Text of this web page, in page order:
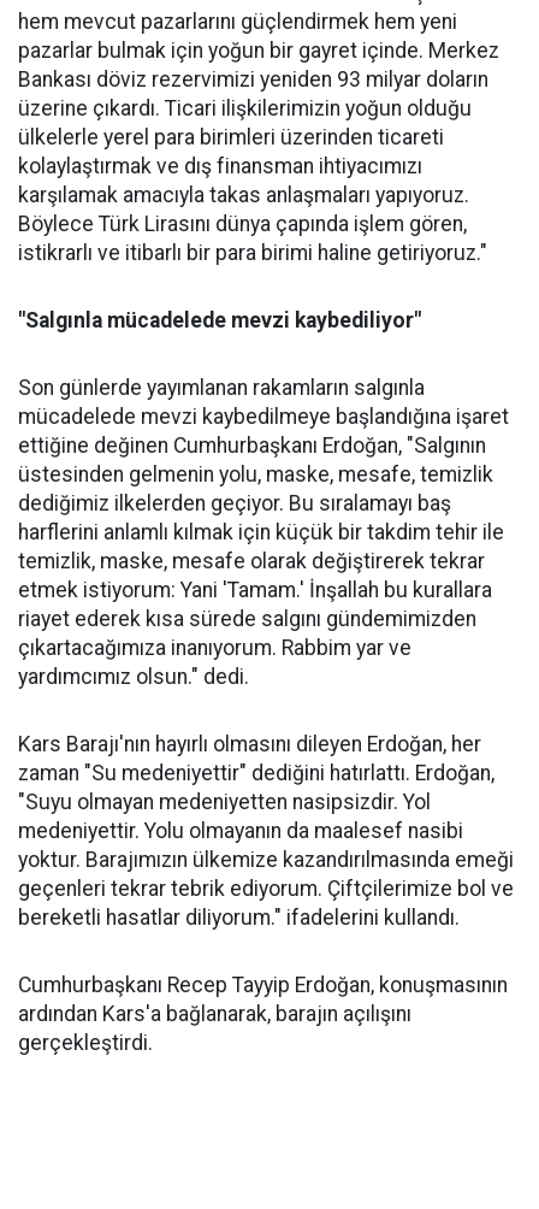
hem mevcut pazarlarını güçlendirmek hem yeni
pazarlar bulmak için yoğun bir gayret içinde. Merkez
Bankası döviz rezervimizi yeniden 93 milyar doların
üzerine çıkardı. Ticari ilişkilerimizin yoğun olduğu
ülkelerle yerel para birimleri üzerinden ticareti
kolaylaştırmak ve dış finansman ihtiyacımızı
karşılamak amacıyla takas anlaşmaları yapıyoruz.
Böylece Türk Lirasını dünya çapında işlem gören,
istikrarlı ve itibarlı bir para birimi haline getiriyoruz."
"Salgınla mücadelede mevzi kaybediliyor"
Son günlerde yayımlanan rakamların salgınla
mücadelede mevzi kaybedilmeye başlandığına işaret
ettiğine değinen Cumhurbaşkanı Erdoğan, "Salgının
üstesinden gelmenin yolu, maske, mesafe, temizlik
dediğimiz ilkelerden geçiyor. Bu sıralamayı baş
harflerini anlamlı kılmak için küçük bir takdim tehir ile
temizlik, maske, mesafe olarak değiştirerek tekrar
etmek istiyorum: Yani 'Tamam.' İnşallah bu kurallara
riayet ederek kısa sürede salgını gündemimizden
çıkartacağımıza inanıyorum. Rabbim yar ve
yardımcımız olsun." dedi.
Kars Barajı'nın hayırlı olmasını dileyen Erdoğan, her
zaman "Su medeniyettir" dediğini hatırlattı. Erdoğan,
"Suyu olmayan medeniyetten nasipsizdir. Yol
medeniyettir. Yolu olmayanın da maalesef nasibi
yoktur. Barajımızın ülkemize kazandırılmasında emeği
geçenleri tekrar tebrik ediyorum. Çiftçilerimize bol ve
bereketli hasatlar diliyorum." ifadelerini kullandı.
Cumhurbaşkanı Recep Tayyip Erdoğan, konuşmasının
ardından Kars'a bağlanarak, barajın açılışını
gerçekleştirdi.